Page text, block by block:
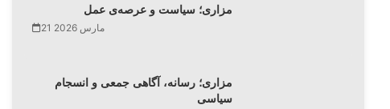
مزاری؛ سیاست و عرصه‌ی عمل
21 مارس 2026
مزاری؛ رسانه، آگاهی جمعی و انسجام
سیاسی